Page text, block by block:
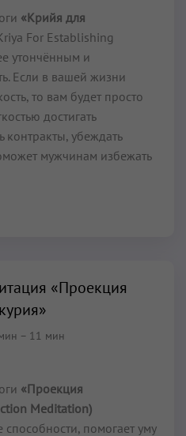
«Крийя для
For Establishing
утончённым и
Если в вашей жизни
то вам будет просто
достигать
контракты, убеждать
мужчинам избежать
«Проекция
– 11 мин
«Проекция
Meditation)
способности, помогает уму